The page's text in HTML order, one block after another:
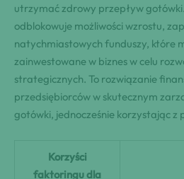
utrzymać zdrowy przepływ
odblokowuje możliwości wzrostu,
natychmiastowych funduszy, które
zainwestowane w biznes w celu
strategicznych. To rozwiązanie
przedsiębiorców w skutecznym
gotówki, jednocześnie korzystając z
Korzyści
faktoringu dla